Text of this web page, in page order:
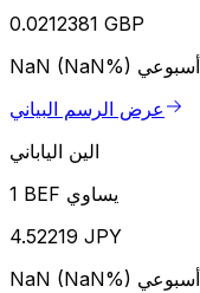
0.0212381 GBP
NaN (NaN%) أسبوعي
عرض الرسم البياني
الين الياباني
1 BEF يساوي
4.52219 JPY
NaN (NaN%) أسبوعي